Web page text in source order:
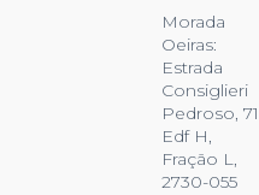
Morada
Oeiras:
Estrada
Consiglieri
Pedroso, 71
Edf H,
Fração L,
2730-055